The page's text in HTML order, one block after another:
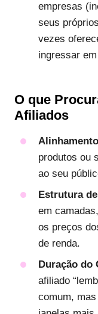
empresas
seus
vezes
ingressar
O que
Afiliados
produtos ou
ao seu
Estrutura
em
os preços
de renda.
Duração do
afiliado
comum,